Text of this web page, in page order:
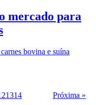
mercado para
bovina e suína
1314 Próxima »